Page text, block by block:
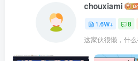
chouxiami
1.6W+ 8
这家伙很懒，什